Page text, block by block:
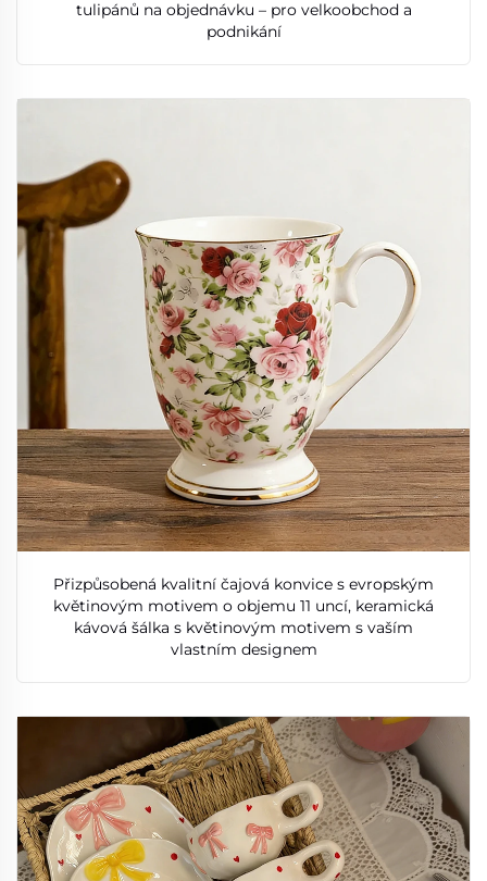
tulipánů na objednávku – pro velkoobchod a
podnikání
Přizpůsobená kvalitní čajová konvice s evropským
květinovým motivem o objemu 11 uncí, keramická
kávová šálka s květinovým motivem s vaším
vlastním designem